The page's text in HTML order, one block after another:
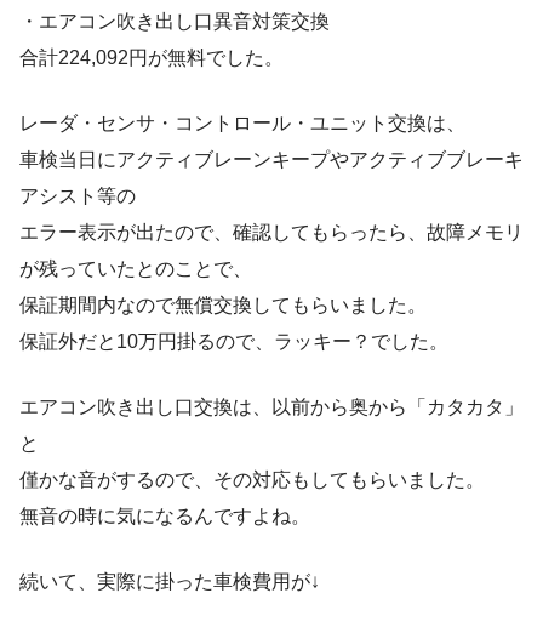
・エアコン吹き出し口異音対策交換
合計224,092円が無料でした。
レーダ・センサ・コントロール・ユニット交換は、
車検当日にアクティブレーンキープやアクティブブレーキ
アシスト等の
エラー表示が出たので、確認してもらったら、故障メモリ
が残っていたとのことで、
保証期間内なので無償交換してもらいました。
保証外だと10万円掛るので、ラッキー？でした。
エアコン吹き出し口交換は、以前から奥から「カタカタ」
と
僅かな音がするので、その対応もしてもらいました。
無音の時に気になるんですよね。
続いて、実際に掛った車検費用が↓